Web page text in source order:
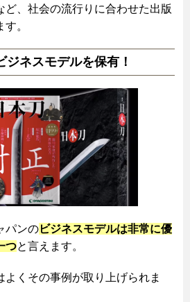
ど、社会の流行りに合わせた出版
。
ジネスモデルを保有！
パンのビジネスモデルは非常に優
つと言えます。
よくその事例が取り上げられま